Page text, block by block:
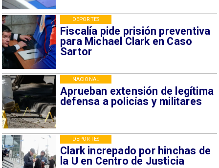
Fiscalía pide prisión preventiva
para Michael Clark en Caso
Sartor
DEPORTES
Aprueban extensión de legítima
defensa a policías y militares
NACIONAL
Clark increpado por hinchas de
la U en Centro de Justicia
DEPORTES